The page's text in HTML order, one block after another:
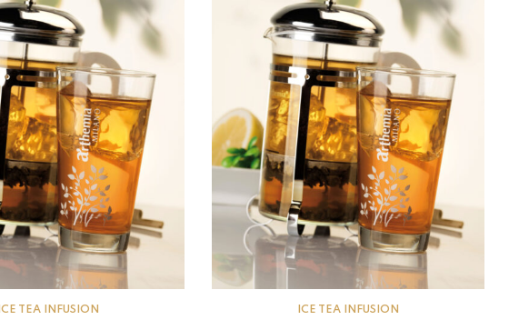
ICE TEA INFUSION ICE TEA INFUSION